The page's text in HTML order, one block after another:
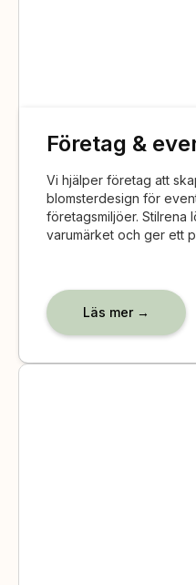
Företag &
Vi hjälper företag att
blomsterdesign för
företagsmiljöer. Stilrena
varumärket och ger ett
Läs mer →